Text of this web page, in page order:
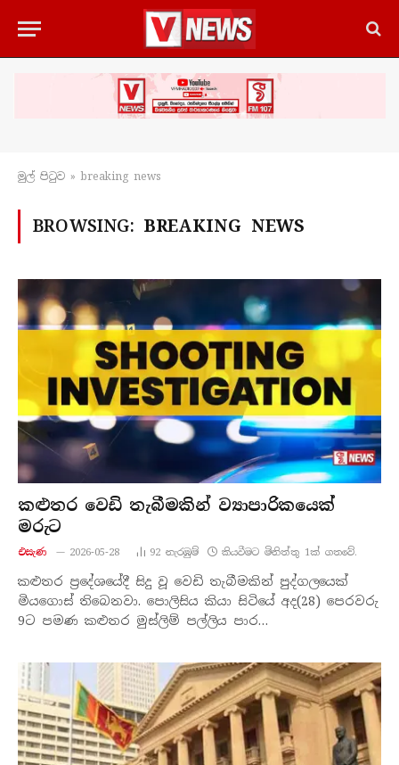
මුල් පිටු​ව » breaking news
BROWSING: BREAKING NEWS
කළුතර වෙඩි තැබීමකින් ව්‍යාපාරිකයෙක්
මරුට
එසැණ 2026-05-28 92 නැරඹු​ම් කියවීමට මිනිත්තු 1ක් ගතවේ.
කළුතර ප්‍රදේශයේදී සිදු වූ වෙඩි තැබීමකින් පුද්ගලයෙක්
මියගොස් තිබෙනවා. පොලිසිය කියා සිටියේ අද(28) පෙරවරු
9ට පමණ කළුතර මුස්ලිම් පල්ලිය පාර…